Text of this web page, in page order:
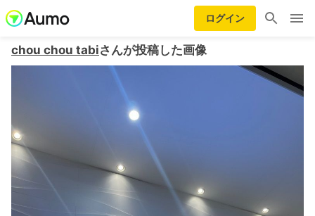
ログイン
chou chou tabiさんが投稿した画像